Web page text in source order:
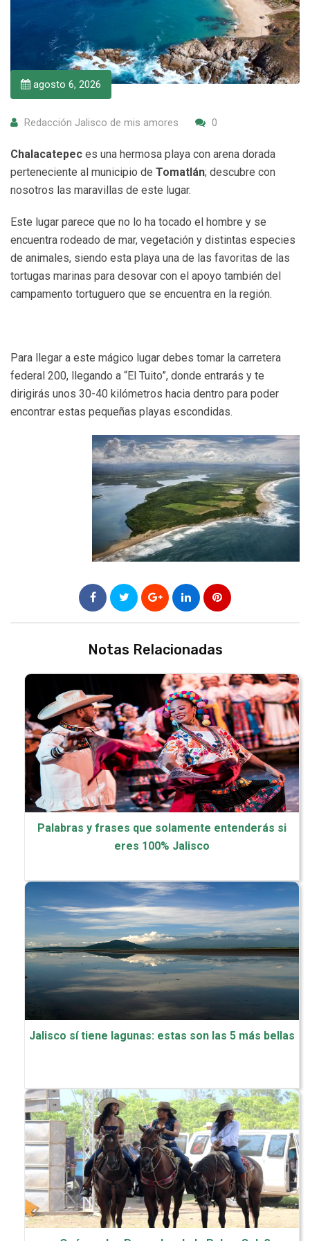
agosto 6, 2026
Redacción Jalisco de mis amores 0
Chalacatepec es una hermosa playa con arena dorada
perteneciente al municipio de Tomatlán; descubre con
nosotros las maravillas de este lugar.
Este lugar parece que no lo ha tocado el hombre y se
encuentra rodeado de mar, vegetación y distintas especies
de animales, siendo esta playa una de las favoritas de las
tortugas marinas para desovar con el apoyo también del
campamento tortuguero que se encuentra en la región.
Para llegar a este mágico lugar debes tomar la carretera
federal 200, llegando a “El Tuito”, donde entrarás y te
dirigirás unos 30-40 kilómetros hacia dentro para poder
encontrar estas pequeñas playas escondidas.
Notas Relacionadas
Palabras y frases que solamente entenderás si
eres 100% Jalisco
Jalisco sí tiene lagunas: estas son las 5 más bellas